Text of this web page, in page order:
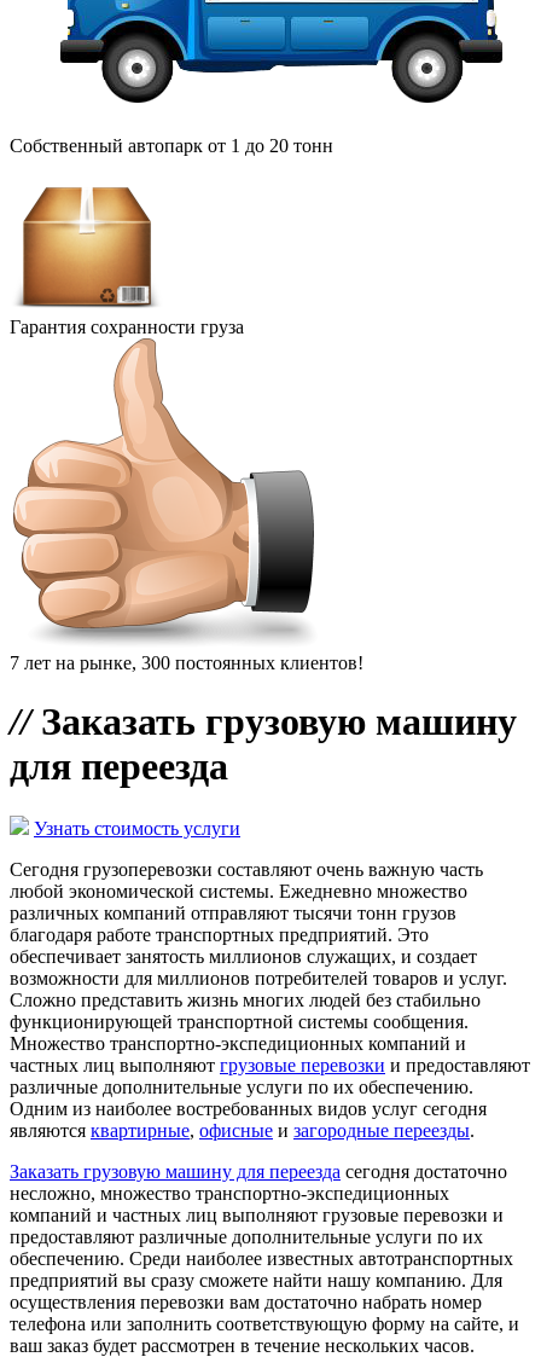
Собственный автопарк от 1 до 20 тонн
Гарантия сохранности груза
7 лет на рынке, 300 постоянных клиентов!
//Заказать грузовую машину
для переезда
Узнать стоимость услуги
Сегодня грузоперевозки составляют очень важную часть
любой экономической системы. Ежедневно множество
различных компаний отправляют тысячи тонн грузов
благодаря работе транспортных предприятий. Это
обеспечивает занятость миллионов служащих, и создает
возможности для миллионов потребителей товаров и услуг.
Сложно представить жизнь многих людей без стабильно
функционирующей транспортной системы сообщения.
Множество транспортно-экспедиционных компаний и
частных лиц выполняют грузовые перевозки и предоставляют
различные дополнительные услуги по их обеспечению.
Одним из наиболее востребованных видов услуг сегодня
являются квартирные, офисные и загородные переезды.
Заказать грузовую машину для переезда сегодня достаточно
несложно, множество транспортно-экспедиционных
компаний и частных лиц выполняют грузовые перевозки и
предоставляют различные дополнительные услуги по их
обеспечению. Среди наиболее известных автотранспортных
предприятий вы сразу сможете найти нашу компанию. Для
осуществления перевозки вам достаточно набрать номер
телефона или заполнить соответствующую форму на сайте, и
ваш заказ будет рассмотрен в течение нескольких часов.